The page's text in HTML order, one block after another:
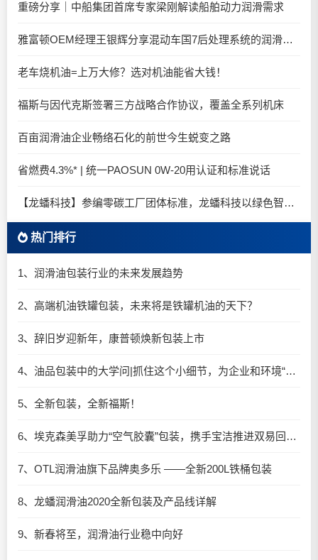
重磅分享｜中船集团首席专家梁刚解读船舶动力润滑需求
雅富顿OEM经理王银辉分享混动车国7后处理系统的润滑油要求
老车烧机油=上万大修？选对机油能省大钱！
福斯与因代克斯签署三方战略合作协议，覆盖全系列机床
百亩润滑油企业畅络石化的前世今生蜕变之路
省燃费4.3%* | 统一PAOSUN 0W-20用认证和标准说话
【龙蟠科技】参编零碳工厂团体标准，龙蟠科技以绿色智造锚定零碳未来
热门排行
1、润滑油包装行业的未来发展趋势
2、高端机油铁罐包装，未来将是铁罐机油的天下？
3、辞旧岁迎新年，康普顿焕新包装上市
4、油品包装中的大学问|抓住这个小细节，为企业和环境“减负”
5、全新包装，全新福斯！
6、埃克森美孚助力“空气胶囊”包装，携手宝洁推进双易回收细则实施
7、OTL润滑油旗下品牌奥多乐 ——全新200L铁桶包装
8、龙蟠润滑油2020全新包装及产品线详解
9、新春将至，润滑油行业稳中向好